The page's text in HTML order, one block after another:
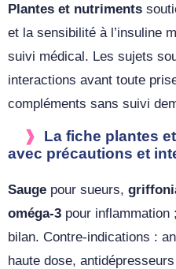
Plantes et nutriments
et la sensibilité à l’insuline
suivi médical. Les sujets
interactions avant toute
compléments sans suivi
La fiche plantes
avec précautions et
Sauge pour sueurs,
oméga-3 pour inflammation
bilan. Contre-indications :
haute dose,